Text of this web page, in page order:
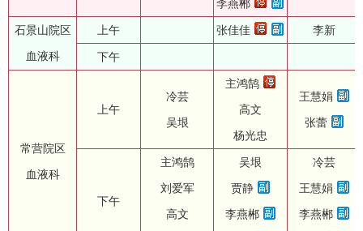
李燕郴
石景山院区
血液科
上午 张佳佳 李新
下午
常营院区
血液科
上午
冷芸
吴垠
主鸿鹄
高文
杨光忠
王慧娟
张蕾
下午
主鸿鹄
刘爱军
高文
吴垠
贾静
李燕郴
冷芸
王慧娟
李燕郴